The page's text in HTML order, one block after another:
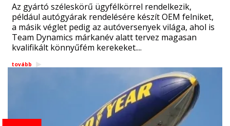
Az gyártó széleskörű ügyfélkörrel rendelkezik,
például autógyárak rendelésére készít OEM felniket,
a másik véglet pedig az autóversenyek világa, ahol is
Team Dynamics márkanév alatt tervez magasan
kvalifikált könnyűfém kerekeket....
tovább